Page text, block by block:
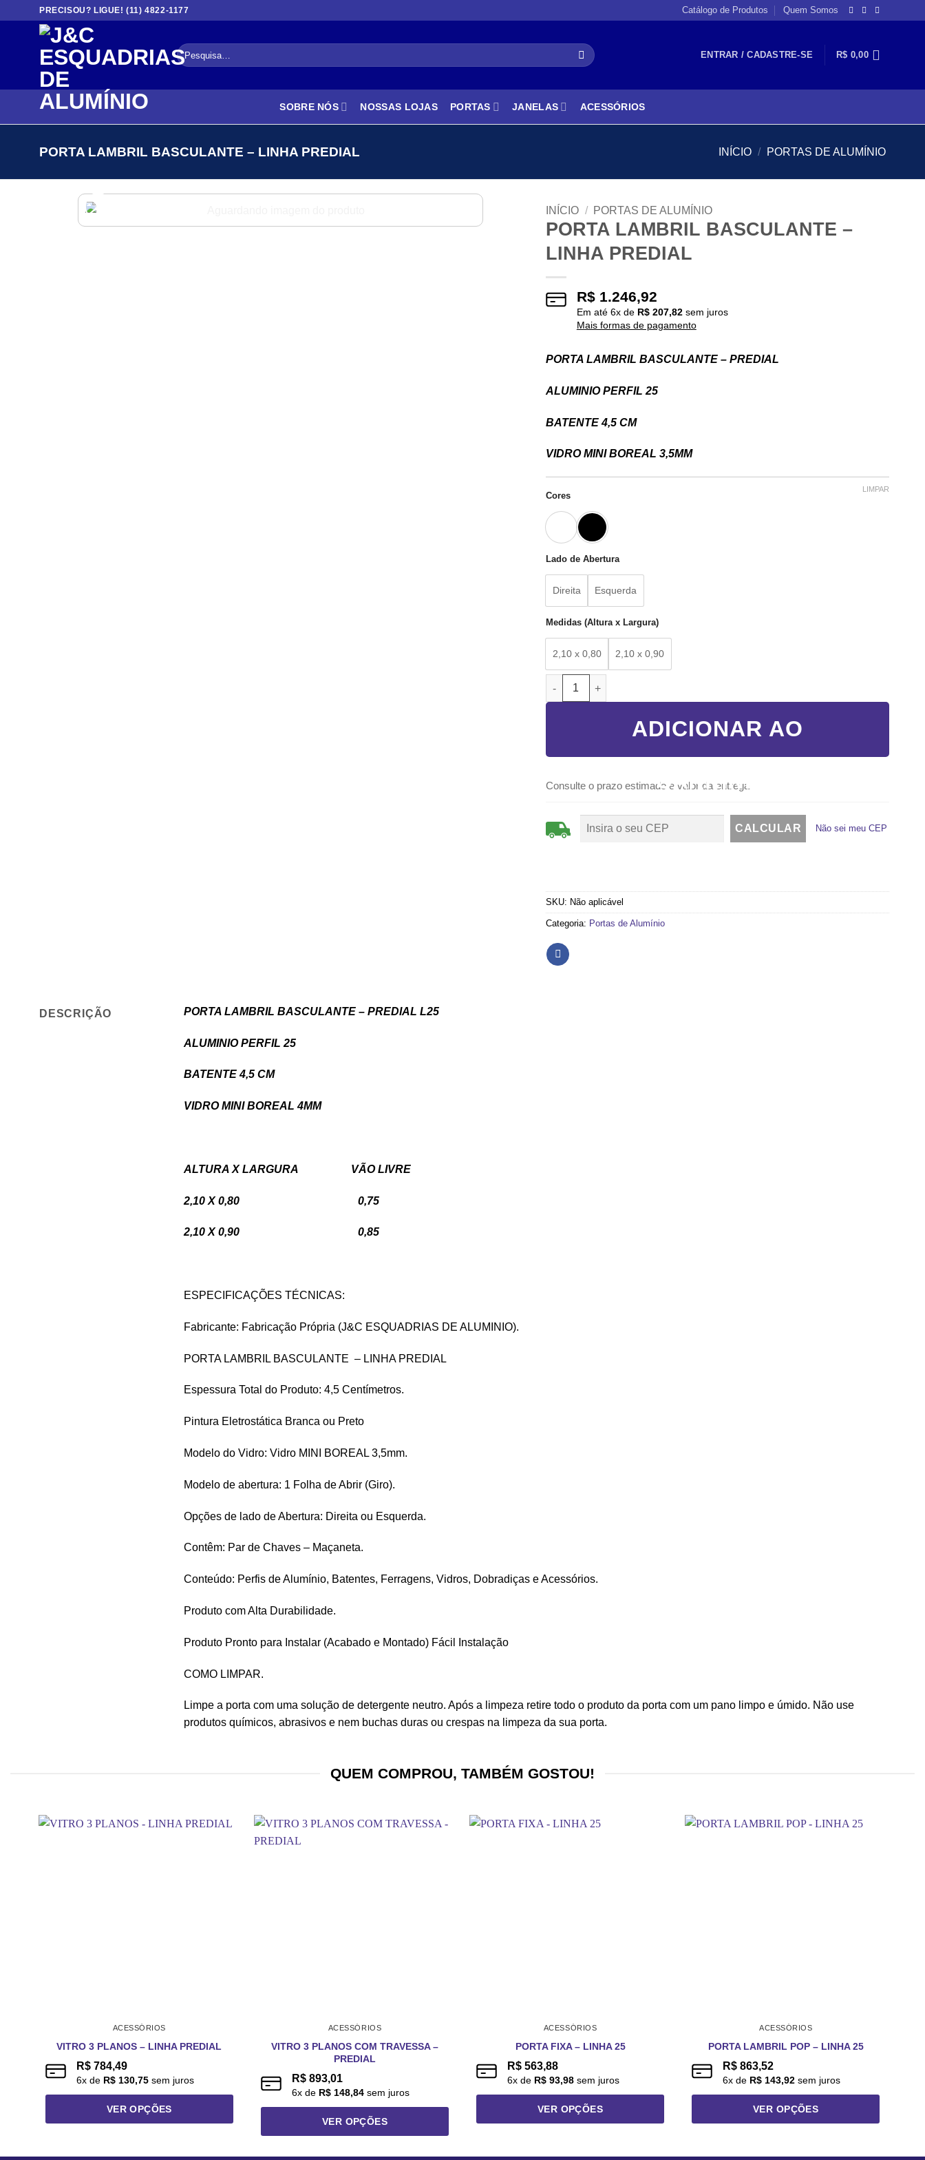
PRECISOU? LIGUE! (11) 4822-1177 Catálogo de Produtos Quem Somos
Pesquisar
por:
ENTRAR / CADASTRE-SE R$ 0,00
SOBRE NÓS NOSSAS LOJAS PORTAS JANELAS ACESSÓRIOS
PORTA LAMBRIL BASCULANTE – LINHA PREDIAL INÍCIO / PORTAS DE ALUMÍNIO
INÍCIO / PORTAS DE ALUMÍNIO
PORTA LAMBRIL BASCULANTE –
LINHA PREDIAL
R$1.246,92
Em até 6x de R$207,82sem juros
Mais formas de pagamento
PORTA LAMBRIL BASCULANTE – PREDIAL
ALUMINIO PERFIL 25
BATENTE 4,5 CM
VIDRO MINI BOREAL 3,5MM
Cores
Lado de Abertura
Direita Esquerda
Medidas (Altura x Largura)
2,10 x 0,80 2,10 x 0,90
LIMPAR
PORTA LAMBRIL BASCULANTE - LINHA PREDIAL quantidade
ADICIONAR AO
CARRINHO
Consulte o prazo estimado e valor da entrega
Não sei meu CEP
SKU: Não aplicável
Categoria: Portas de Alumínio
DESCRIÇÃO PORTA LAMBRIL BASCULANTE – PREDIAL L25
ALUMINIO PERFIL 25
BATENTE 4,5 CM
VIDRO MINI BOREAL 4MM
ALTURA X LARGURA VÃO LIVRE
2,10 X 0,80 0,75
2,10 X 0,90 0,85
ESPECIFICAÇÕES TÉCNICAS:
Fabricante: Fabricação Própria (J&C ESQUADRIAS DE ALUMINIO).
PORTA LAMBRIL BASCULANTE – LINHA PREDIAL
Espessura Total do Produto: 4,5 Centímetros.
Pintura Eletrostática Branca ou Preto
Modelo do Vidro: Vidro MINI BOREAL 3,5mm.
Modelo de abertura: 1 Folha de Abrir (Giro).
Opções de lado de Abertura: Direita ou Esquerda.
Contêm: Par de Chaves – Maçaneta.
Conteúdo: Perfis de Alumínio, Batentes, Ferragens, Vidros, Dobradiças e Acessórios.
Produto com Alta Durabilidade.
Produto Pronto para Instalar (Acabado e Montado) Fácil Instalação
COMO LIMPAR.
Limpe a porta com uma solução de detergente neutro. Após a limpeza retire todo o produto da porta com um pano limpo e úmido. Não use
produtos químicos, abrasivos e nem buchas duras ou crespas na limpeza da sua porta.
QUEM COMPROU, TAMBÉM GOSTOU!
ACESSÓRIOS
VITRO 3 PLANOS – LINHA PREDIAL
R$784,49
6x de R$130,75sem juros
VER OPÇÕES
ACESSÓRIOS
VITRO 3 PLANOS COM TRAVESSA –
PREDIAL
R$893,01
6x de R$148,84sem juros
VER OPÇÕES
ACESSÓRIOS
PORTA FIXA – LINHA 25
R$ 563,88
6x de R$ 93,98 sem juros
VER OPÇÕES
ACESSÓRIOS
PORTA LAMBRIL POP – LINHA 25
R$ 863,52
6x de R$ 143,92 sem juros
VER OPÇÕES